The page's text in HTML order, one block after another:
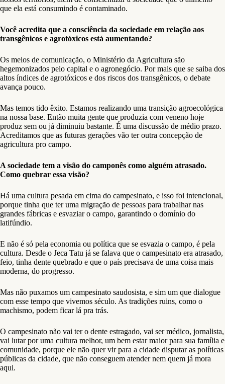
que ela está consumindo é contaminado.
Você acredita que a consciência da sociedade em relação aos
transgênicos e agrotóxicos está aumentando?
Os meios de comunicação, o Ministério da Agricultura são
hegemonizados pelo capital e o agronegócio. Por mais que se saiba dos
altos índices de agrotóxicos e dos riscos dos transgênicos, o debate
avança pouco.
Mas temos tido êxito. Estamos realizando uma transição agroecológica
na nossa base. Então muita gente que produzia com veneno hoje
produz sem ou já diminuiu bastante. É uma discussão de médio prazo.
Acreditamos que as futuras gerações vão ter outra concepção de
agricultura pro campo.
A sociedade tem a visão do camponês como alguém atrasado.
Como quebrar essa visão?
Há uma cultura pesada em cima do campesinato, e isso foi intencional,
porque tinha que ter uma migração de pessoas para trabalhar nas
grandes fábricas e esvaziar o campo, garantindo o domínio do
latifúndio.
E não é só pela economia ou política que se esvazia o campo, é pela
cultura. Desde o Jeca Tatu já se falava que o campesinato era atrasado,
feio, tinha dente quebrado e que o país precisava de uma coisa mais
moderna, do progresso.
Mas não puxamos um campesinato saudosista, e sim um que dialogue
com esse tempo que vivemos século. As tradições ruins, como o
machismo, podem ficar lá pra trás.
O campesinato não vai ter o dente estragado, vai ser médico, jornalista,
vai lutar por uma cultura melhor, um bem estar maior para sua família e
comunidade, porque ele não quer vir para a cidade disputar as políticas
públicas da cidade, que não conseguem atender nem quem já mora
aqui.